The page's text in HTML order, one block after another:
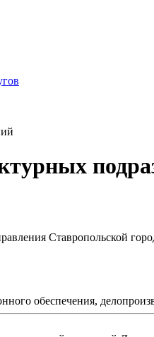
Ставропольской
обеспечения,